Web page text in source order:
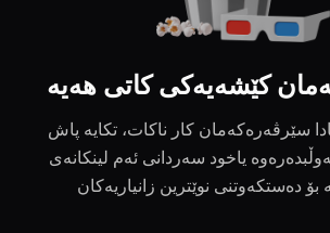
کێشەیەکی کاتی هەیە
سێرڤەرەکەمان کار ناکات، تکایە پاش
یاخود سەردانی ئەم لینکانەی
بۆ دەستکەوتنی نوێترین زانیاریەکان